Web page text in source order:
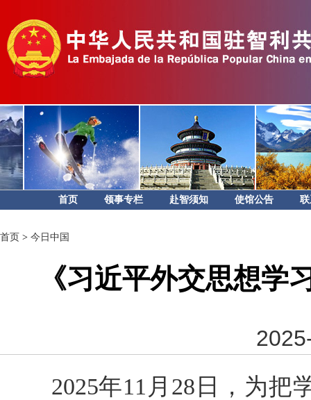
首页 领事专栏 赴智须知 使馆公告
首页 > 今日中国
《习近平外交思想学
2025年11月28日，为把